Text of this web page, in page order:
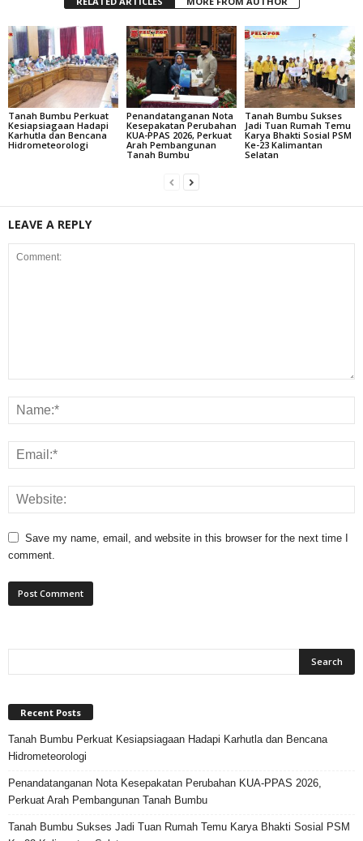
Tanah Bumbu Perkuat
Kesiapsiagaan Hadapi
Karhutla dan Bencana
Hidrometeorologi
Penandatanganan Nota
Kesepakatan Perubahan
KUA-PPAS 2026, Perkuat
Arah Pembangunan
Tanah Bumbu
Tanah Bumbu Sukses
Jadi Tuan Rumah Temu
Karya Bhakti Sosial PSM
Ke-23 Kalimantan
Selatan
LEAVE A REPLY
Save my name, email, and website in this browser for the next time I
comment.
Recent Posts
Tanah Bumbu Perkuat Kesiapsiagaan Hadapi Karhutla dan Bencana
Hidrometeorologi
Penandatanganan Nota Kesepakatan Perubahan KUA-PPAS 2026,
Perkuat Arah Pembangunan Tanah Bumbu
Tanah Bumbu Sukses Jadi Tuan Rumah Temu Karya Bhakti Sosial PSM